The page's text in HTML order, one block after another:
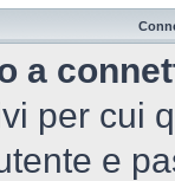
a
per cui
e